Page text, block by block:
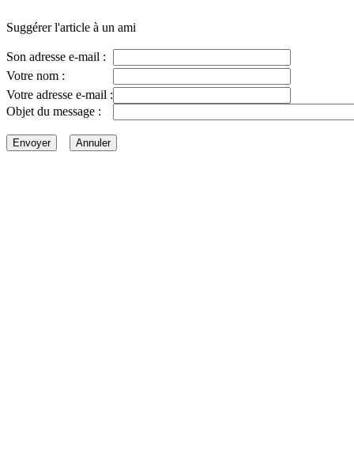
Suggérer l'article à un ami
Son adresse e-mail :
Votre nom :
Votre adresse e-mail :
Objet du message :